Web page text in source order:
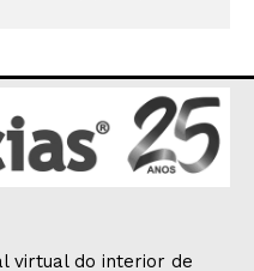
virtual do interior de